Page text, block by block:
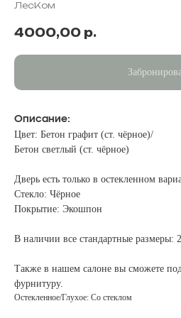
ЛесКом
4000,00 р.
Описание:
Цвет: Бетон графит (ст. чёрное)/
Бетон светлый (ст. чёрное)
Дверь есть только в остекленном
Стекло: Чёрное
Покрытие: Экошпон
В наличии все стандартные размеры:
Также в нашем салоне вы сможете
фурнитуру.
Остекленное/Глухое: Со стеклом